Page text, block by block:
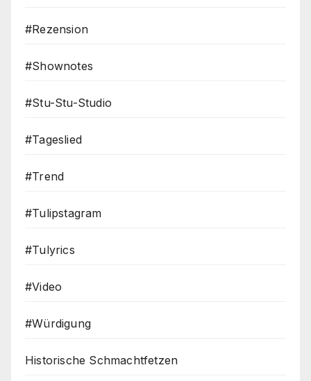
#Rezension
#Shownotes
#Stu-Stu-Studio
#Tageslied
#Trend
#Tulipstagram
#Tulyrics
#Video
#Würdigung
Historische Schmachtfetzen